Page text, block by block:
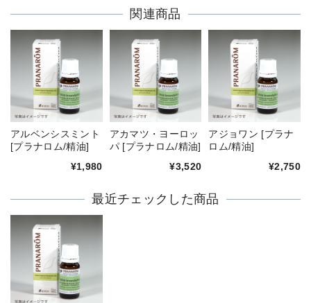
関連商品
アルベンシスミント
[プラナロム/精油]
¥1,980
アカマツ・ヨーロッ
パ [プラナロム/精油]
¥3,520
アジョワン [プラナ
ロム/精油]
¥2,750
最近チェックした商品